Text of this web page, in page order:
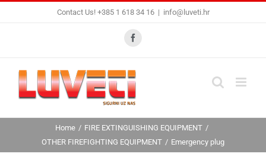
Contact Us! +385 1 618 34 16 | info@luveti.hr
Facebook
Home
FIRE EXTINGUISHING EQUIPMENT
OTHER FIREFIGHTING EQUIPMENT
Emergency plug